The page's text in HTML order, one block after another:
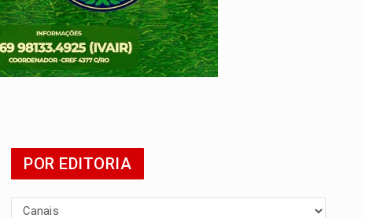
POR EDITORIA